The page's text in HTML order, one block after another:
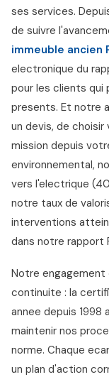
ses services.
de suivre
immeuble ancien
electronique du
pour les clients qui
presents. Et notre
un devis, de
mission depuis
environnemental,
vers l'electrique
notre taux de
interventions
dans notre rapport
Notre engagement
continuite : la
annee depuis 1998
maintenir nos
norme. Chaque
un plan d'action